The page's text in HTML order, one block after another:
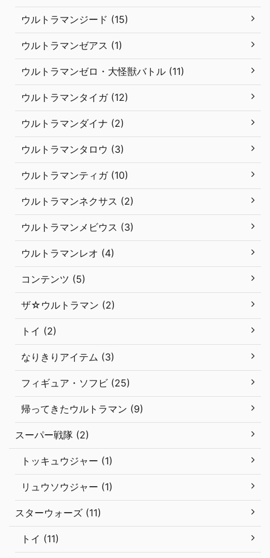
ウルトラマンジード (15)
ウルトラマンゼアス (1)
ウルトラマンゼロ・大怪獣バトル (11)
ウルトラマンタイガ (12)
ウルトラマンダイナ (2)
ウルトラマンタロウ (3)
ウルトラマンティガ (10)
ウルトラマンネクサス (2)
ウルトラマンメビウス (3)
ウルトラマンレオ (4)
コンテンツ (5)
ザ☆ウルトラマン (2)
トイ (2)
なりきりアイテム (3)
フィギュア・ソフビ (25)
帰ってきたウルトラマン (9)
スーパー戦隊 (2)
トッキュウジャー (1)
リュウソウジャー (1)
スターウォーズ (11)
トイ (11)